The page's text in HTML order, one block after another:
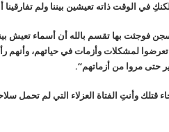
لكنكِ في الوقت ذاته تعيشين بيننا ولم تفارقينا
فوجئت بها تقسم بالله أن أسماء تعيش
لمشكلات وأزمات في حياتهم، وأنهم
حتى مروا من أزماتهم“.
وأنتِ الفتاة العزلاء التي لم تحمل